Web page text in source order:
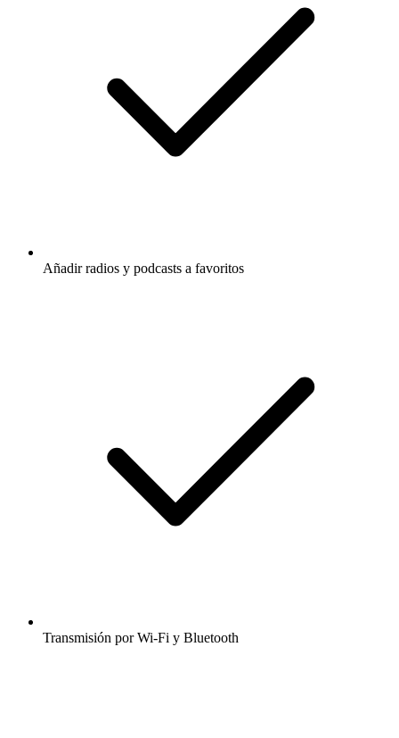
Añadir radios y podcasts a favoritos
Transmisión por Wi-Fi y Bluetooth